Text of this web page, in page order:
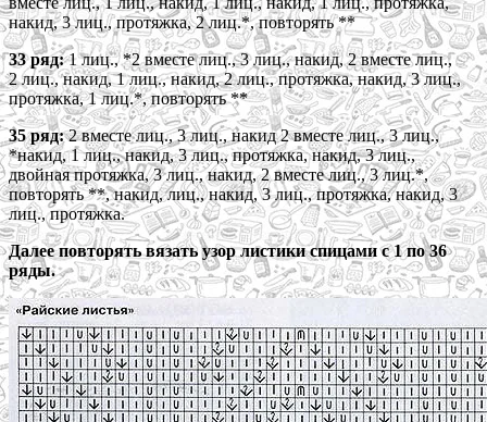
накид, 3 лиц., протяжка, 2 лиц.*, повторять **
33 ряд:1 лиц., *2 вместе лиц., 3 лиц., накид, 2 вместе лиц.,
2 лиц., накид, 1 лиц., накид, 2 лиц., протяжка, накид, 3 лиц.,
протяжка, 1 лиц.*, повторять **
35 ряд:2 вместе лиц., 3 лиц., накид 2 вместе лиц., 3 лиц.,
*накид, 1 лиц., накид, 3 лиц., протяжка, накид, 3 лиц.,
двойная протяжка, 3 лиц., накид, 2 вместе лиц., 3 лиц.*,
повторять **, накид, лиц., накид, 3 лиц., протяжка, накид, 3
лиц., протяжка.
Далее повторять вязать узор листики спицами с 1 по 36
ряды.